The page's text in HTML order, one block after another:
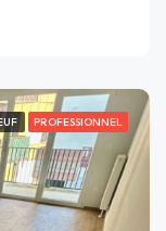
PROFESSIONNEL